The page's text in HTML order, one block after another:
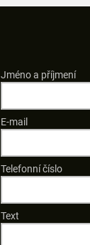
Jméno a příjmení
E-mail
Telefonní číslo
Text